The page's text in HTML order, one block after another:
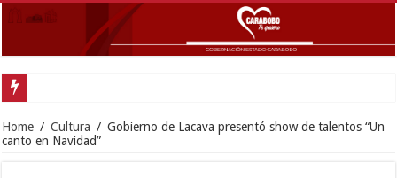
Home / Cultura / Gobierno de Lacava presentó show de talentos “Un
canto en Navidad”